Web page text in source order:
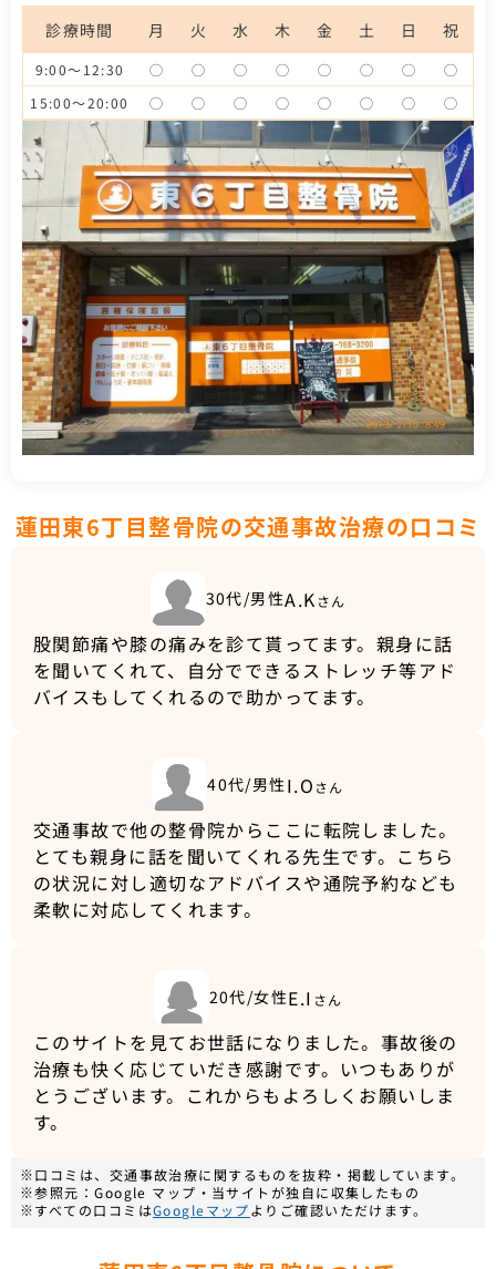
診療時間 月 火 水 木 金 土 日 祝
9:00～12:30 ◯ ◯ ◯ ◯ ◯ ◯ ◯
◯
15:00～20:00
◯ ◯ ◯ ◯ ◯ ◯ ◯ ◯
蓮田東6丁目整骨院の交通事故治療の口コミ
30代/男性A.K さん
股関節痛や膝の痛みを診て貰ってます。親身に話
を聞いてくれて、自分でできるストレッチ等アド
バイスもしてくれるので助かってます。
40代/男性I.O さん
交通事故で他の整骨院からここに転院しました。
とても親身に話を聞いてくれる先生です。こちら
の状況に対し適切なアドバイスや通院予約なども
柔軟に対応してくれます。
20代/女性E.I さん
このサイトを見てお世話になりました。事故後の
治療も快く応じていだき感謝です。いつもありが
とうございます。これからもよろしくお願いしま
す。
※口コミは、交通事故治療に関するものを抜粋・掲載しています。
※参照元：Google マップ・当サイトが独自に収集したもの
※すべての口コミはGoogleマップよりご確認いただけます。